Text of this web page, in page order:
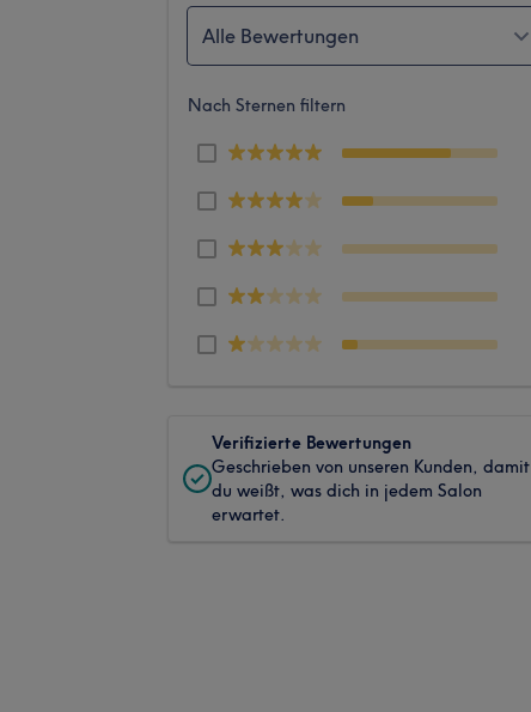
Alle Bewertungen
Nach Sternen filtern
Verifizierte Bewertungen
Geschrieben von unseren Kunden, damit
du weißt, was dich in jedem Salon
erwartet.